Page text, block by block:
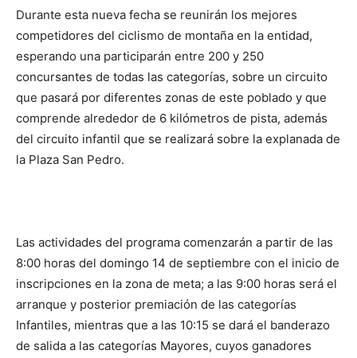
Durante esta nueva fecha se reunirán los mejores
competidores del ciclismo de montaña en la entidad,
esperando una participarán entre 200 y 250
concursantes de todas las categorías, sobre un circuito
que pasará por diferentes zonas de este poblado y que
comprende alrededor de 6 kilómetros de pista, además
del circuito infantil que se realizará sobre la explanada de
la Plaza San Pedro.
Las actividades del programa comenzarán a partir de las
8:00 horas del domingo 14 de septiembre con el inicio de
inscripciones en la zona de meta; a las 9:00 horas será el
arranque y posterior premiación de las categorías
Infantiles, mientras que a las 10:15 se dará el banderazo
de salida a las categorías Mayores, cuyos ganadores